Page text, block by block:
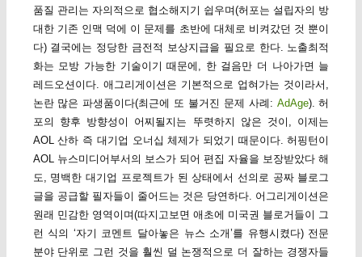
품질 관리는 자의적으로 협소해지기 쉽우며(허포는 설립자의 방
대한 기존 인맥 덕에 이 문제를 초반에 대체로 비켜갔던 것 뿐이
다) 결국에는 정당한 금전적 보상지급을 필요로 한다. 노출최적
화는 모방 가능한 기술이기 때문에, 한 걸음만 더 나아가면 늘
레드오션이다. 애그리게이션은 기본적으로 업혀가는 것이라서,
논란 많은 파생품이다(최근에 또 불거진 문제 사례: AdAge). 허
포의 향후 방향성이 어찌될지는 뚜렷하지 않은 것이, 이제는
AOL 산하 즉 대기업 오너십 체제가 되었기 때문이다. 허핑턴이
AOL 뉴스미디어부서의 보스가 되어 편집 자율을 보장받았다 해
도, 명백한 대기업 프로젝트가 된 상태에서 선의로 공짜 블로그
글을 공급할 필자들이 줄어드는 것은 당연하다. 어그리게이션은
원래 민감한 영역이며(따지고보면 애초에 미국권 블로거들이 그
런 식의 ‘자기 코멘트 달아놓은 뉴스 소개’를 유행시켰다) 전문
분야 단위로 그런 것을 훨씬 덜 논쟁적으로 더 잘하는 경쟁자들